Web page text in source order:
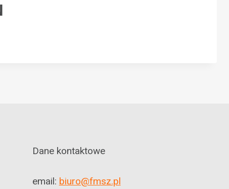
Dane kontaktowe
email: biuro@fmsz.pl